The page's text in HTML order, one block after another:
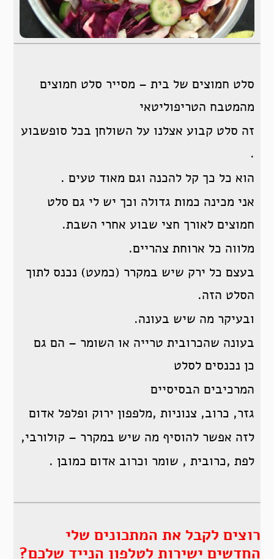
סלט חמוצים של בית – מסייר סלט חמוצים
מהמטבח הטריפוליטאי
זה סלט קבוע אצלנו על השולחן בכל סופשבוע
.
הוא כל כך קל להכנה וגם מאוד טעים .
אני מכינה כמות גדולה וכך יש לי גם סלט
חמוצים לאורך חצי שבוע אחרי השבת.
מלווה כל ארוחת צהריים.
בעצם כל ירק שיש במקרר (כמעט) נכנס לתוך
הסלט הזה.
ובעיקר מה שיש בעונה.
בעונה שהכרובית טרייה או השומר – הם גם
כן נכנסים לסלט
המרכיבים הבסיסיים
גזר, כרוב, צנוניות ,מלפפון ירוק ופלפל אדום
לזה אפשר להוסיף מה שיש במקרר – קולורבי,
לפת ,כרובית , שומר וכרוב אדום כמובן .
רוצים לקבל את המתכונים שלי
החדשים ישירות לטלפון הנייד שלכם?